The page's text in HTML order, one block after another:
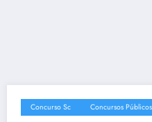
Concurso Sc Concursos Públicos